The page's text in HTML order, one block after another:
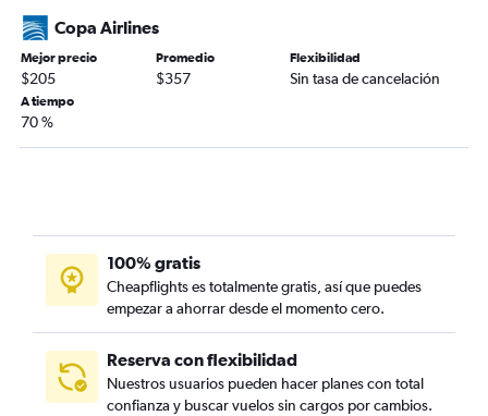
Copa Airlines
Mejor precio
$205
Promedio
$357
Flexibilidad
Sin tasa de cancelación
A tiempo
70 %
100% gratis
Cheapflights es totalmente gratis, así que puedes
empezar a ahorrar desde el momento cero.
Reserva con flexibilidad
Nuestros usuarios pueden hacer planes con total
confianza y buscar vuelos sin cargos por cambios.